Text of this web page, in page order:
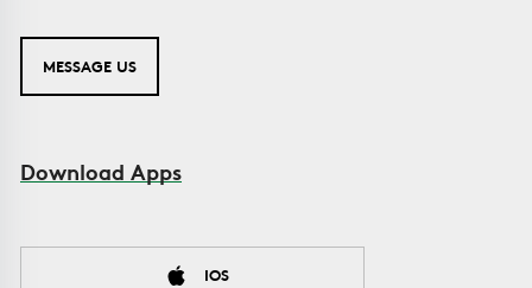
MESSAGE US
Download Apps
IOS